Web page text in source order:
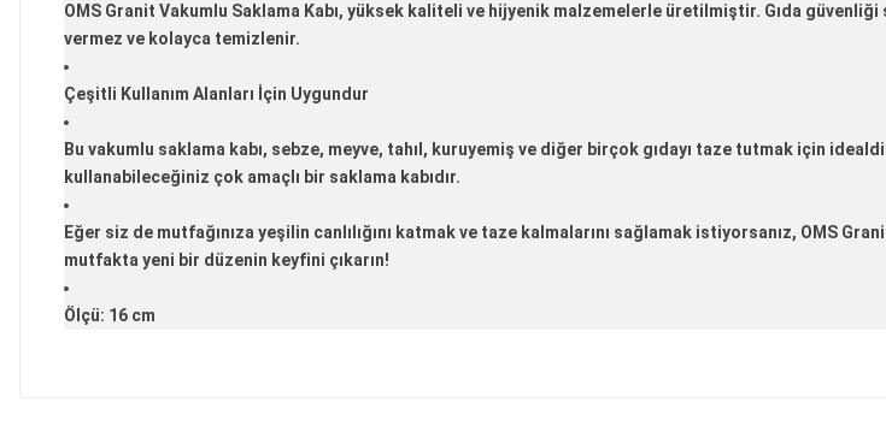
OMS Granit Vakumlu Saklama Kabı, yüksek kaliteli ve hijyenik malzemelerle üretilmiştir. Gıda
vermez ve kolayca temizlenir.
Çeşitli Kullanım Alanları İçin Uygundur
Bu vakumlu saklama kabı, sebze, meyve, tahıl, kuruyemiş ve diğer birçok gıdayı taze tutmak için
kullanabileceğiniz çok amaçlı bir saklama kabıdır.
Eğer siz de mutfağınıza yeşilin canlılığını katmak ve taze kalmalarını sağlamak istiyorsanız, OMS
mutfakta yeni bir düzenin keyfini çıkarın!
Ölçü: 16 cm